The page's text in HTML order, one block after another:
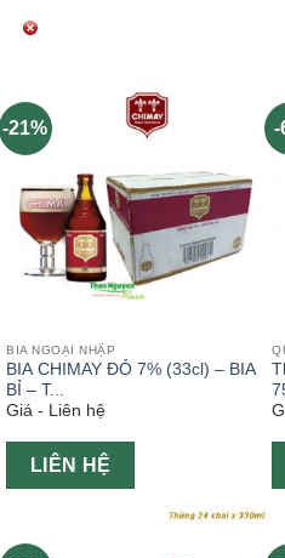
-21%
BIA NGOẠI NHẬP
BIA CHIMAY ĐỎ 7% (33cl) – BIA
BỈ – T...
Giá - Liên hệ
LIÊN HỆ
-